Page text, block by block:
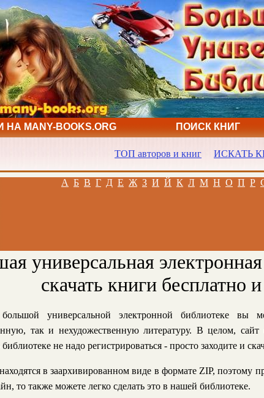
MANY-BOOKS.ORG ПОИСК КНИГ
ТОП авторов и книг ИСКАТЬ
А Б В Г Д Е Ж З И Й К Л М Н О П Р
универсальная
скачать книги бесплатно
универсальной электронной библиотеке вы
так и нехудожественную литературу. В целом,
не надо регистрироваться - просто заходите и
в заархивированном виде в формате ZIP, поэтому
то также можете легко сделать это в нашей библиотеке.